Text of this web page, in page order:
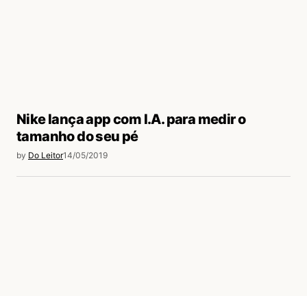
Nike lança app com I.A. para medir o
tamanho do seu pé
by Do Leitor14/05/2019